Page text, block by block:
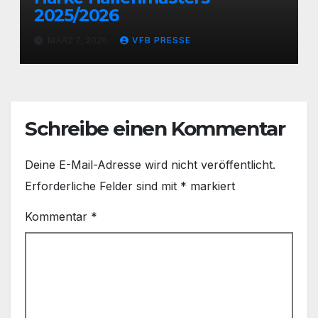
2025/2026
VFB PRESSE
Schreibe einen Kommentar
Deine E-Mail-Adresse wird nicht veröffentlicht.
Erforderliche Felder sind mit * markiert
Kommentar *